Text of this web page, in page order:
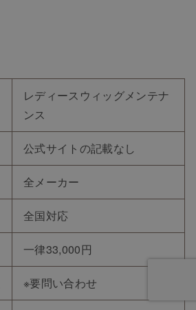
レディースウィッグメンテナ
ンス
公式サイトの記載なし
全メーカー
全国対応
一律33,000円
※要問い合わせ